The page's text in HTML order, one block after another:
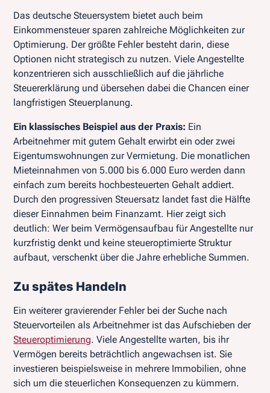
Das deutsche Steuersystem bietet auch beim
Einkommensteuer sparen zahlreiche Möglichkeiten zur
Optimierung. Der größte Fehler besteht darin, diese
Optionen nicht strategisch zu nutzen. Viele Angestellte
konzentrieren sich ausschließlich auf die jährliche
Steuererklärung und übersehen dabei die Chancen einer
langfristigen Steuerplanung.
Ein klassisches Beispiel aus der Praxis: Ein
Arbeitnehmer mit gutem Gehalt erwirbt ein oder zwei
Eigentumswohnungen zur Vermietung. Die monatlichen
Mieteinnahmen von 5.000 bis 6.000 Euro werden dann
einfach zum bereits hochbesteuerten Gehalt addiert.
Durch den progressiven Steuersatz landet fast die Hälfte
dieser Einnahmen beim Finanzamt. Hier zeigt sich
deutlich: Wer beim Vermögensaufbau für Angestellte nur
kurzfristig denkt und keine steueroptimierte Struktur
aufbaut, verschenkt über die Jahre erhebliche Summen.
Zu spätes Handeln
Ein weiterer gravierender Fehler bei der Suche nach
Steuervorteilen als Arbeitnehmer ist das Aufschieben der
Steueroptimierung. Viele Angestellte warten, bis ihr
Vermögen bereits beträchtlich angewachsen ist. Sie
investieren beispielsweise in mehrere Immobilien, ohne
sich um die steuerlichen Konsequenzen zu kümmern.